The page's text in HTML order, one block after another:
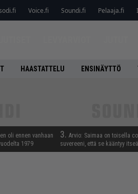
Voice.fi Soundi.fi Pelaaja.fi
HAASTATTELU ENSINÄYTTÖ
oli ennen vanhaan
1979
3. Arvio: Saimaa on toisella
suvereeni, että se kääntyy